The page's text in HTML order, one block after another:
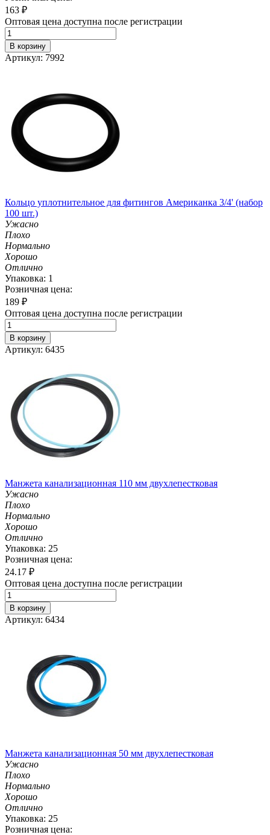
163 ₽
Оптовая цена доступна после регистрации
В корзину
Артикул: 7992
Кольцо уплотнительное для фитингов Американка 3/4' (набор
100 шт.)
Ужасно
Плохо
Нормально
Хорошо
Отлично
Упаковка: 1
Розничная цена:
189 ₽
Оптовая цена доступна после регистрации
В корзину
Артикул: 6435
Манжета канализационная 110 мм двухлепестковая
Ужасно
Плохо
Нормально
Хорошо
Отлично
Упаковка: 25
Розничная цена:
24.17 ₽
Оптовая цена доступна после регистрации
В корзину
Артикул: 6434
Манжета канализационная 50 мм двухлепестковая
Ужасно
Плохо
Нормально
Хорошо
Отлично
Упаковка: 25
Розничная цена: